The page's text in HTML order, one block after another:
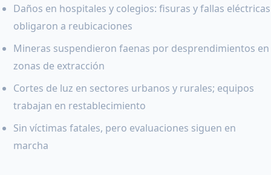
Daños en hospitales y colegios: fisuras y fallas eléctricas
obligaron a reubicaciones
Mineras suspendieron faenas por desprendimientos en
zonas de extracción
Cortes de luz en sectores urbanos y rurales; equipos
trabajan en restablecimiento
Sin víctimas fatales, pero evaluaciones siguen en
marcha